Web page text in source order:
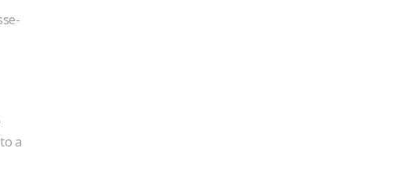
a